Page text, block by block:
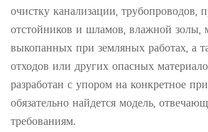
очистку канализации,
отстойников и шламов, влажной золы,
выкопанных при земляных работах, а
отходов или других опасных
разработан с упором на конкретное
обязательно найдется модель,
требованиям.